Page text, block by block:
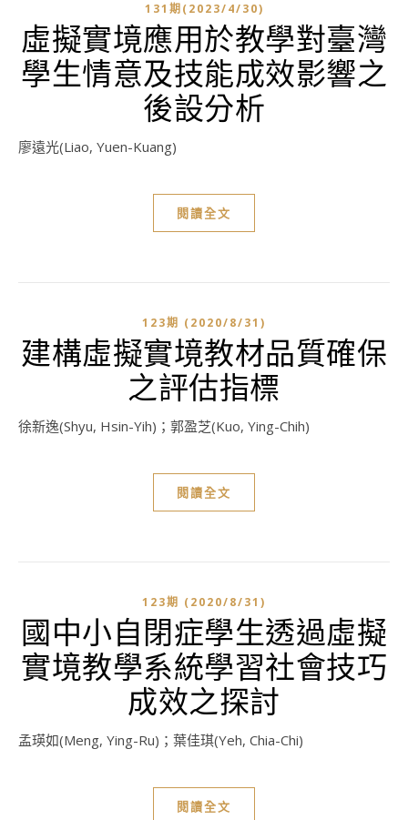
131期(2023/4/30)
虛擬實境應用於教學對臺灣
學生情意及技能成效影響之
後設分析
廖遠光(Liao, Yuen-Kuang)
閱讀全文
123期 (2020/8/31)
建構虛擬實境教材品質確保
之評估指標
徐新逸(Shyu, Hsin-Yih)；郭盈芝(Kuo, Ying-Chih)
閱讀全文
123期 (2020/8/31)
國中小自閉症學生透過虛擬
實境教學系統學習社會技巧
成效之探討
孟瑛如(Meng, Ying-Ru)；葉佳琪(Yeh, Chia-Chi)
閱讀全文